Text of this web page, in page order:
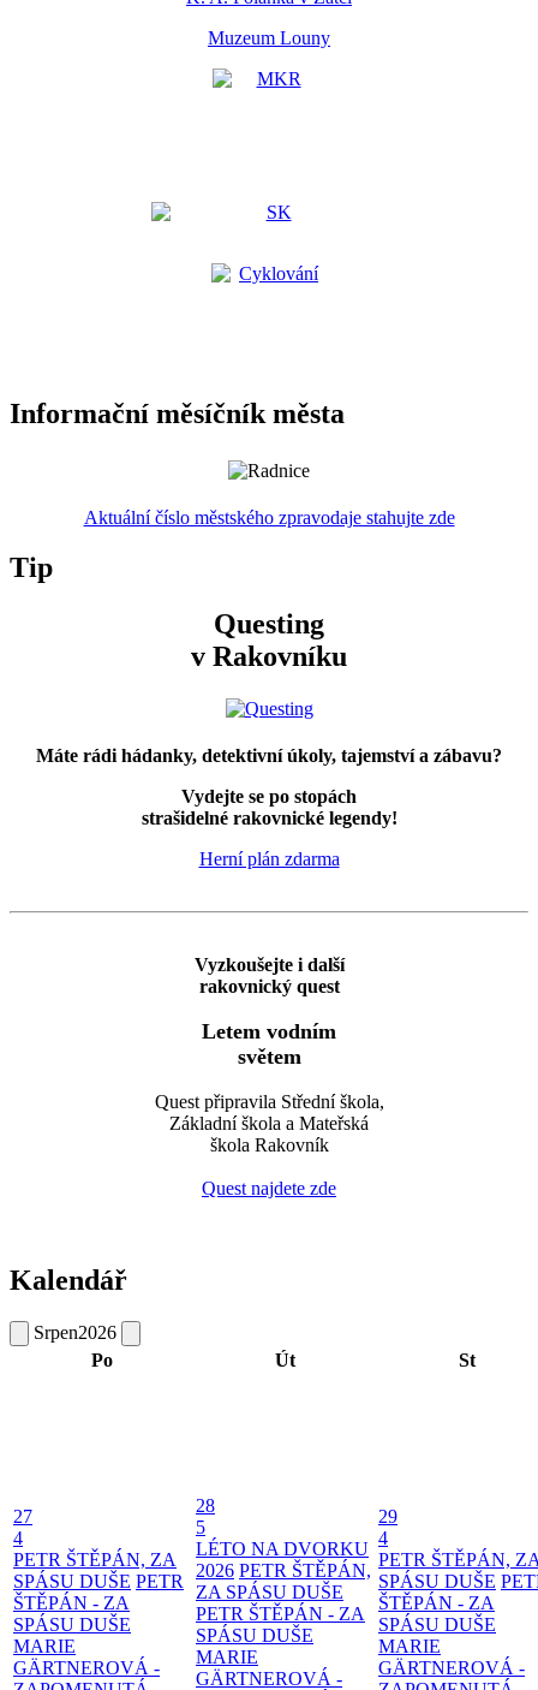
Muzeum Louny
Informační měsíčník města
Aktuální číslo městského zpravodaje stahujte zde
Tip
Questing
v Rakovníku
Máte rádi hádanky, detektivní úkoly, tajemství a zábavu?
Vydejte se po stopách
strašidelné rakovnické legendy!
Herní plán zdarma
Vyzkoušejte i další
rakovnický quest
Letem vodním
světem
Quest připravila Střední škola,
Základní škola a Mateřská
škola Rakovník
Quest najdete zde
Kalendář
Srpen2026
Po
Út St
27
4
PETR ŠTĚPÁN, ZA
SPÁSU DUŠE PETR
ŠTĚPÁN - ZA
SPÁSU DUŠE
MARIE
GÄRTNEROVÁ -
28
5
LÉTO NA DVORKU
2026 PETR ŠTĚPÁN,
ZA SPÁSU DUŠE
PETR ŠTĚPÁN - ZA
SPÁSU DUŠE
MARIE
GÄRTNEROVÁ -
29
4
PETR ŠTĚPÁN,
SPÁSU DUŠE
ŠTĚPÁN - ZA
SPÁSU DUŠE
MARIE
GÄRTNEROVÁ -